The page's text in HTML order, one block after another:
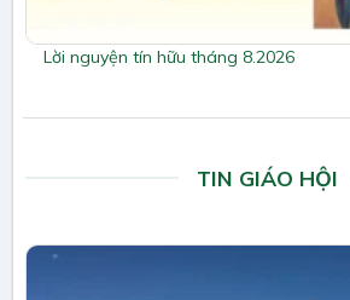
Lời nguyện tín hữu tháng 8.2026
TIN GIÁO HỘI